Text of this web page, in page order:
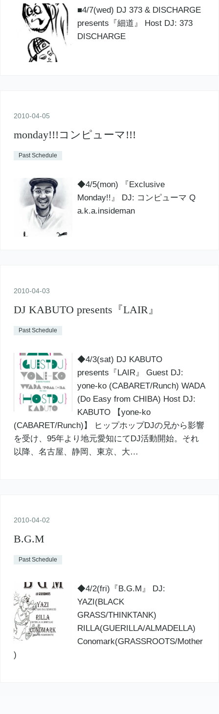
■4/7(wed) DJ 373 & DISCHARGE
presents『細道』 Host DJ: 373
DISCHARGE
2010-04-05
monday!!!コンピューマ!!!
Past Schedule
◆4/5(mon) 『Exclusive
Monday!!』 DJ: コンピューマ Q
a.k.a.insideman
2010-04-03
DJ KABUTO presents『LAIR』
Past Schedule
◆4/3(sat) DJ KABUTO
presents『LAIR』 Guest DJ:
yone-ko (CABARET/Runch) WADA
(Do Easy from CHIBA) Host DJ:
KABUTO 【yone-ko
(CABARET/Runch)】 ヒップホップDJの兄から影響
を受け、95年より地元愛知にてDJ活動開始。それ
以降、名古屋、静岡、東京、大…
2010-04-02
B.G.M
Past Schedule
◆4/2(fri)『B.G.M』 DJ:
YAZI(BLACK
GRASS/THINKTANK)
RILLA(GUERILLA/ALMADELLA)
Conomark(GRASSROOTS/Mother
)